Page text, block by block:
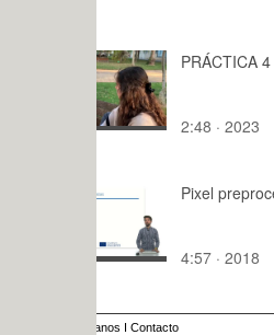
PRÁCTICA 4 ALEMÁN
2:48 · 2023
Pixel preprocesses.
4:57 · 2018